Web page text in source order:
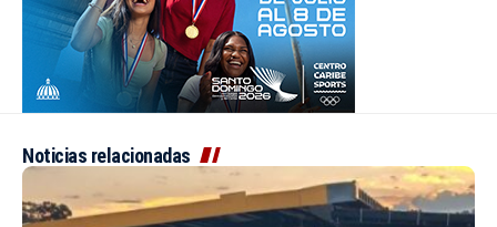
Noticias relacionadas